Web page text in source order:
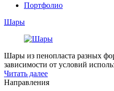
Портфолио
Шары
Шары из пенопласта разных
зависимости от условий
Читать далее
Направления